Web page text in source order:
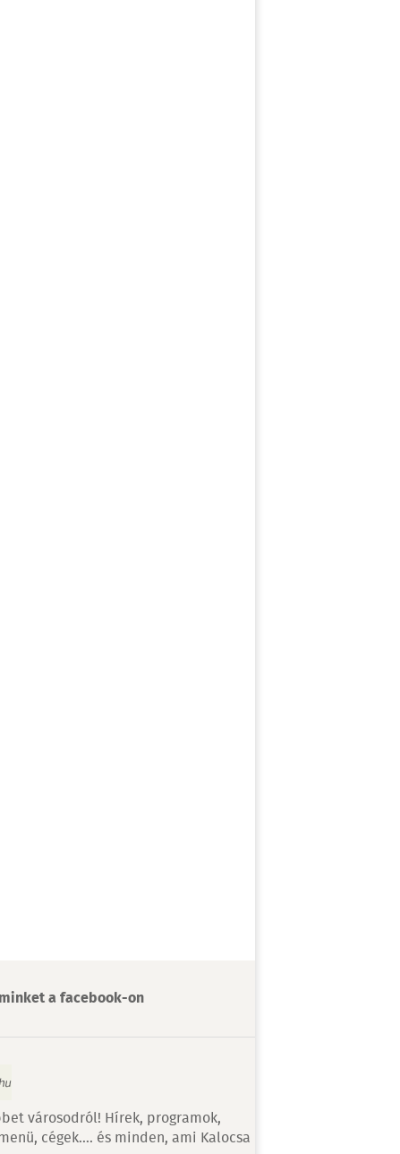
a facebook-on
városodról! Hírek, programok,
cégek…. és minden, ami Kalocsa